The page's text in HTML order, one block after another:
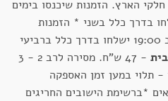
לרב חלקי הארץ. הזמנות שיכנסו בימים
ראשון ב 19:00 ישלחו בדרך כלל בשני * הזמנות
שיכנסו בימים שני ועד שלישי ב 19:00 ישלחו בדרך כלל ברביעי
- 47 ש"ח. מסירה לרב 2 - 3
- תלוי במען זמן האספקה
*ברשימת הישובים החריגים